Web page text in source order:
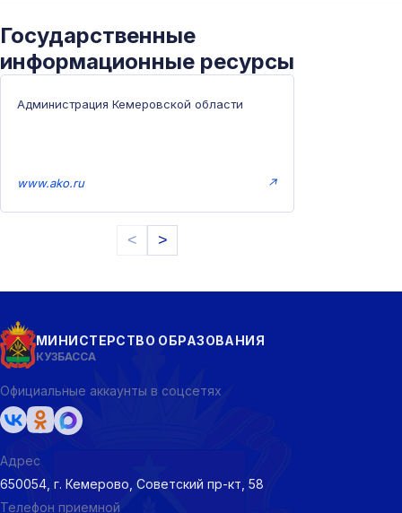
Государственные
информационные ресурсы
Администрация Кемеровской области
www.ako.ru ↗
< >
МИНИСТЕРСТВО ОБРАЗОВАНИЯ
КУЗБАССА
Официальные аккаунты в соцсетях
Телефон приемной
Адрес
650054, г. Кемерово, Советский пр-кт, 58